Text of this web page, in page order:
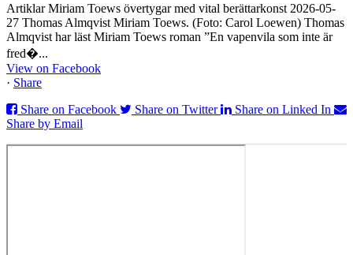
Artiklar Miriam Toews övertygar med vital berättarkonst 2026-05-
27 Thomas Almqvist Miriam Toews. (Foto: Carol Loewen) Thomas
Almqvist har läst Miriam Toews roman ”En vapenvila som inte är
fred�...
View on Facebook
· Share
Share on Facebook
Share on Twitter
Share on Linked In
Share by Email